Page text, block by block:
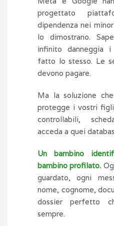
progettato
dipendenza nei
lo dimostrano.
infinito danneggia
fatto lo stesso. Le
devono pagare.
Ma la soluzione
protegge i vostri
controllabili,
acceda a quei
Un bambino
bambino profilato.
guardato, ogni
nome, cognome,
dossier perfetto
sempre.